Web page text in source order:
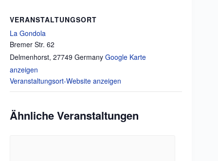
VERANSTALTUNGSORT
La Gondola
Bremer Str. 62
Delmenhorst, 27749 Germany Google Karte
anzeigen
Veranstaltungsort-Website anzeigen
Ähnliche Veranstaltungen